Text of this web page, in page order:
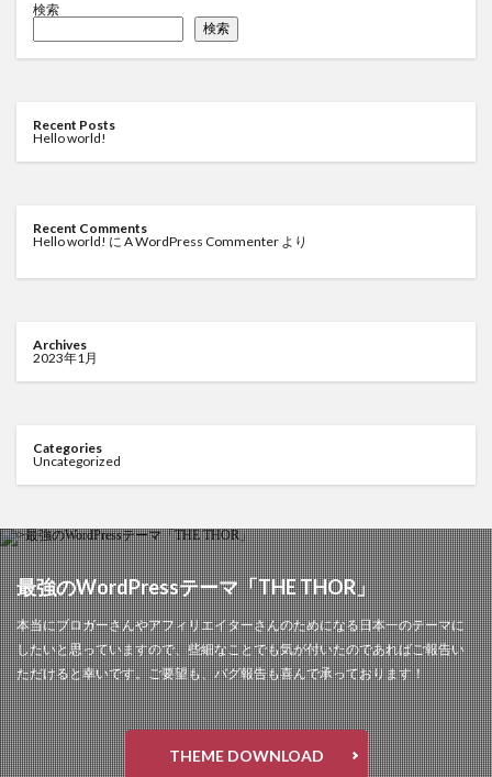
検索
検索
Recent Posts
Hello world!
Recent Comments
Hello world! に A WordPress Commenter より
Archives
2023年1月
Categories
Uncategorized
最強のWordPressテーマ「THE THOR」
本当にブロガーさんやアフィリエイターさんのためになる日本一のテーマに
したいと思っていますので、些細なことでも気が付いたのであればご報告い
ただけると幸いです。ご要望も、バグ報告も喜んで承っております！
THEME DOWNLOAD